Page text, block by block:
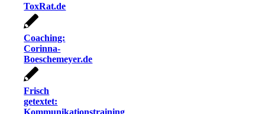
ToxRat.de
Coaching:
Corinna-
Boeschemeyer.de
Frisch
getextet:
Kommunikationstraining